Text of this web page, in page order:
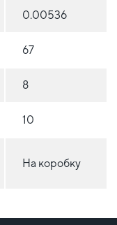
0.00536
67
8
10
На коробку